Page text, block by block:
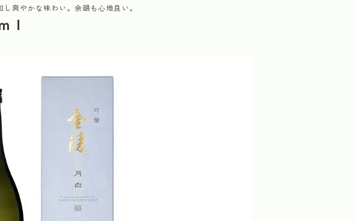
爽やかな味わい。余韻も心地良い。
ｌ